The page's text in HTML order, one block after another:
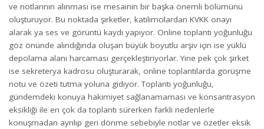
ve notlarının alınması ise mesainin bir başka önemli bölümünü
oluşturuyor. Bu noktada şirketler, katılımcılardan KVKK onayı
alarak ya ses ve görüntü kaydı yapıyor. Online toplantı yoğunluğu
göz önünde alındığında oluşan büyük boyutlu arşiv için ise yüklü
depolama alanı harcaması gerçekleştiriyorlar. Yine pek çok şirket
ise sekreterya kadrosu oluşturarak, online toplantılarda görüşme
notu ve özeti tutma yoluna gidiyor. Toplantı yoğunluğu,
gündemdeki konuya hakimiyet sağlanamaması ve konsantrasyon
eksikliği ile en çok da toplantı sürerken farklı nedenlerle
konuşmadan ayrılıp geri dönme sebebiyle notlar ve özetler eksik